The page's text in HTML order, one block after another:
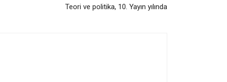
Teori ve politika, 10. Yayın yılında